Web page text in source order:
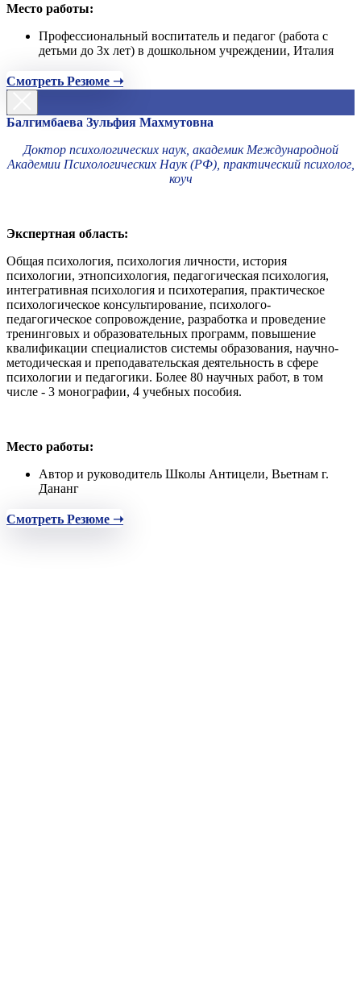
Место работы:
Профессиональный воспитатель и педагог (работа с
детьми до 3х лет) в дошкольном учреждении, Италия
Смотреть Резюме ➝
Балгимбаева Зульфия Махмутовна
Доктор психологических наук, академик Международной
Академии Психологических Наук (РФ), практический психолог,
коуч
Экспертная область:
Общая психология, психология личности, история
психологии, этнопсихология, педагогическая психология,
интегративная психология и психотерапия, практическое
психологическое консультирование, психолого-
педагогическое сопровождение, разработка и проведение
тренинговых и образовательных программ, повышение
квалификации специалистов системы образования, научно-
методическая и преподавательская деятельность в сфере
психологии и педагогики. Более 80 научных работ, в том
числе - 3 монографии, 4 учебных пособия.
Место работы:
Автор и руководитель Школы Антицели, Вьетнам г.
Дананг
Смотреть Резюме ➝